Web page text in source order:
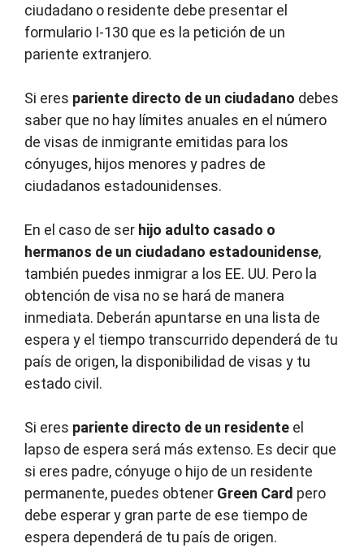
ciudadano o residente debe presentar el
formulario I-130 que es la petición de un
pariente extranjero.
Si eres pariente directo de un ciudadano debes
saber que no hay límites anuales en el número
de visas de inmigrante emitidas para los
cónyuges, hijos menores y padres de
ciudadanos estadounidenses.
En el caso de ser hijo adulto casado ​​o
hermanos de un ciudadano estadounidense,
también puedes inmigrar a los EE. UU. Pero la
obtención de visa no se hará de manera
inmediata. Deberán apuntarse en una lista de
espera y el tiempo transcurrido dependerá de tu
país de origen, la disponibilidad de visas y tu
estado civil.
Si eres pariente directo de un residente el
lapso de espera será más extenso. Es decir que
si eres padre, cónyuge o hijo de un residente
permanente, puedes obtener Green Card pero
debe esperar y gran parte de ese tiempo de
espera dependerá de tu país de origen.